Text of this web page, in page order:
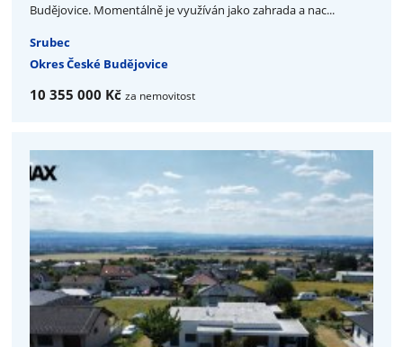
Budějovice. Momentálně je využíván jako zahrada a nac...
Srubec
Okres České Budějovice
10 355 000 Kč za nemovitost